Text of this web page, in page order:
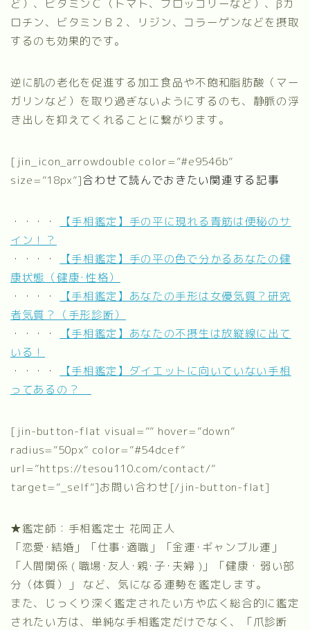
ど）、ビタミンＣ（トマト、ブロッコリーなど）、βカ
ロチン、ビタミンＢ２、リジン、コラーゲンなどを摂取
するのも効果的です。
逆に肌の老化を促進する加工食品や不飽和脂肪酸（マー
ガリンなど）を取り過ぎないようにするのも、静脈の浮
き出しを抑えてくれることに繋がります。
[jin_icon_arrowdouble color=”#e9546b”
size=”18px”]合わせて読んでおきたい関連する記事
・・・・
【手相鑑定】手の平に現れる青筋は便秘のサ
イン！？
・・・・
【手相鑑定】手の平の色で分かるあなたの健
康状態（健康･性格）
・・・・
【手相鑑定】あなたの手形は女優気質？研究
者気質？（手形診断）
・・・・
【手相鑑定】あなたの不摂生は放縦線に出て
いる！
・・・・
【手相鑑定】ダイエットに向いていない手相
ってあるの？
[jin-button-flat visual=”” hover=”down”
radius=”50px” color=”#54dcef”
url=”https://tesou110.com/contact/”
target=”_self”]お問い合わせ[/jin-button-flat]
★鑑定師：手相鑑定士 花岡正人
「恋愛･結婚」「仕事･適職」「金運･ギャンブル運」
「人間関係 ( 職場･友人･親･子･夫婦 )」「健康・弱い部
分（体質）」 など、気になる運勢を鑑定します。
また、じっくり深く鑑定されたい方や広く総合的に鑑定
されたい方は、単純な手相鑑定だけでなく、
「爪診断